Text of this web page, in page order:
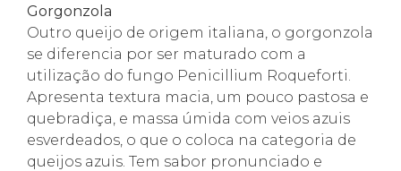
Gorgonzola
Outro queijo de origem italiana, o gorgonzola
se diferencia por ser maturado com a
utilização do fungo Penicillium Roqueforti.
Apresenta textura macia, um pouco pastosa e
quebradiça, e massa úmida com veios azuis
esverdeados, o que o coloca na categoria de
queijos azuis. Tem sabor pronunciado e